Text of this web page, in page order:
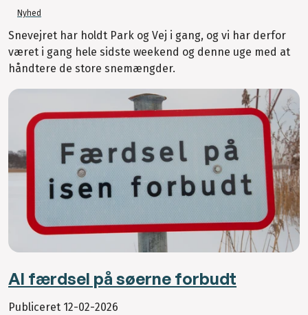
Nyhed
Snevejret har holdt Park og Vej i gang, og vi har derfor
været i gang hele sidste weekend og denne uge med at
håndtere de store snemængder.
Al færdsel på søerne forbudt
Publiceret 12-02-2026